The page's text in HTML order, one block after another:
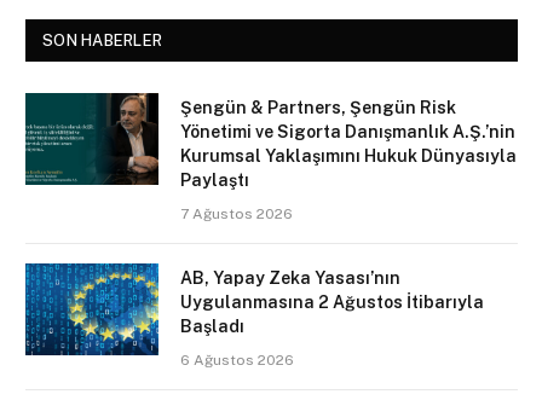
SON HABERLER
Şengün & Partners, Şengün Risk
Yönetimi ve Sigorta Danışmanlık A.Ş.’nin
Kurumsal Yaklaşımını Hukuk Dünyasıyla
Paylaştı
7 Ağustos 2026
AB, Yapay Zeka Yasası’nın
Uygulanmasına 2 Ağustos İtibarıyla
Başladı
6 Ağustos 2026